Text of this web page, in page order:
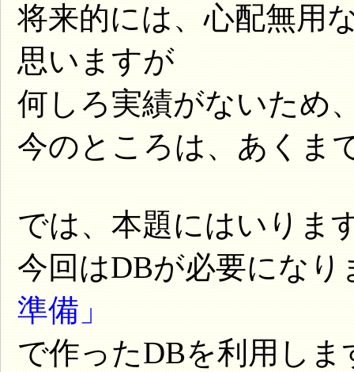
将来的には、心配無用
思いますが
何しろ実績がないため
今のところは、あくま
では、本題にはいりま
今回はDBが必要になり
準備」
で作ったDBを利用しま